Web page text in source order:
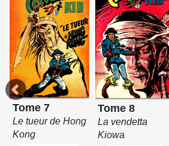
Tome 7
Le tueur de Hong
Kong
Tome 8
La vendetta
Kiowa